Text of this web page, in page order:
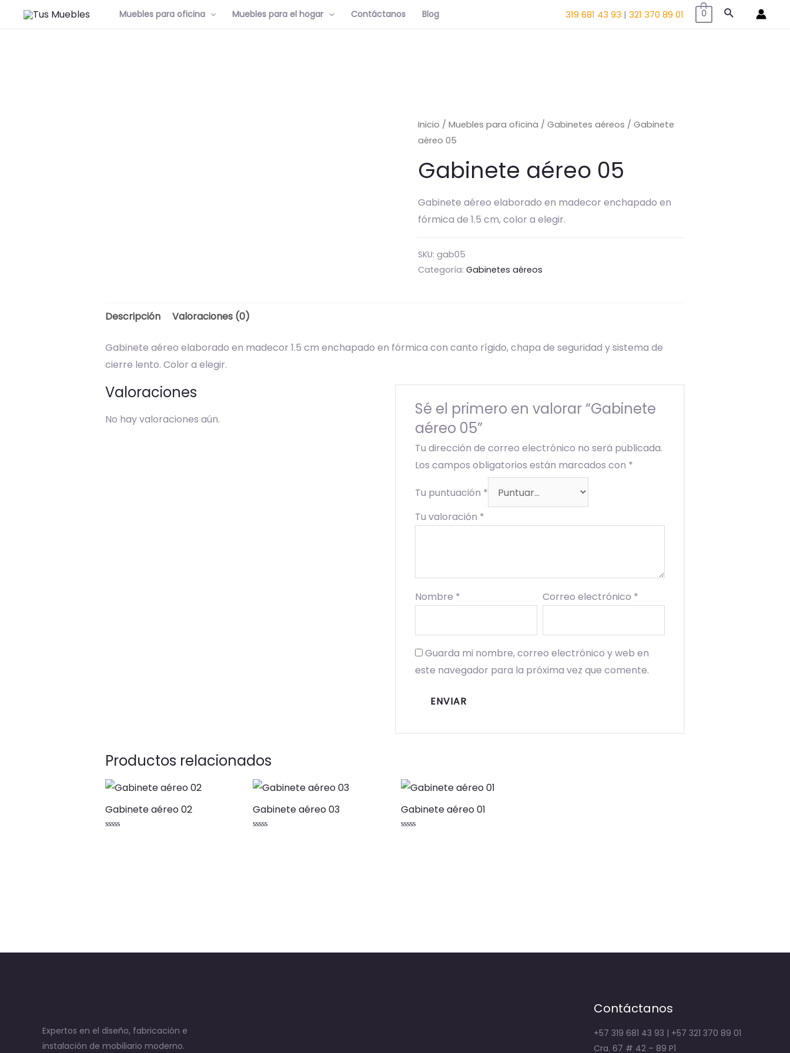
Muebles para oficina Muebles para el hogar Contáctanos Blog 319 681 43 93 | 321 370 89 01 0 Buscar
Inicio /Muebles para oficina /Gabinetes aéreos / Gabinete
aéreo 05
Gabinete aéreo 05
Gabinete aéreo elaborado en madecor enchapado en
fórmica de 1.5 cm, color a elegir.
SKU:gab05
Categoría:Gabinetes aéreos
Descripción Valoraciones (0)
Gabinete aéreo elaborado en madecor 1.5 cm enchapado en fórmica con canto rígido, chapa de seguridad y sistema de
cierre lento. Color a elegir.
Valoraciones
No hay valoraciones aún.
Sé el primero en valorar “Gabinete
aéreo 05”
Tu dirección de correo electrónico no será publicada.
Los campos obligatorios están marcados con *
Tu puntuación *
Tu valoración *
Nombre * Correo electrónico *
Guarda mi nombre, correo electrónico y web en
este navegador para la próxima vez que comente.
Productos relacionados
Gabinete aéreo 02 Gabinete aéreo 03 Gabinete aéreo 01
Expertos en el diseño, fabricación e
instalación de mobiliario moderno.
Contáctanos
+57 319 681 43 93 | +57 321 370 89 01
Cra. 67 # 42 – 89 P1